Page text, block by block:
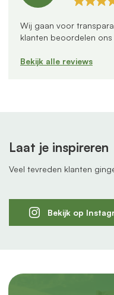
Wij gaan voor
klanten beoordelen
Bekijk alle reviews
Laat je inspireren
Veel tevreden klanten
Bekijk op